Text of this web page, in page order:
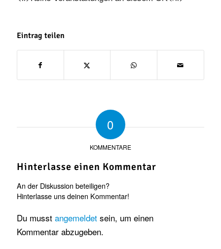
Eintrag teilen
0
KOMMENTARE
Hinterlasse einen Kommentar
An der Diskussion beteiligen?
Hinterlasse uns deinen Kommentar!
Du musst angemeldetsein, um einen
Kommentar abzugeben.